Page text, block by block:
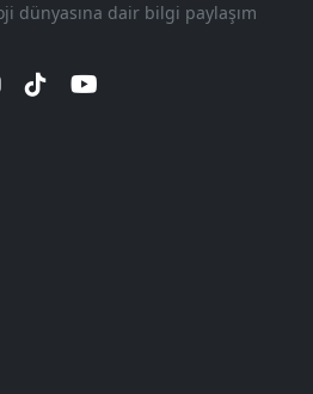
dünyasına dair bilgi paylaşım